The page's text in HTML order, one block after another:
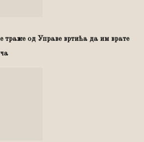
траже од Управе вртића да им врате